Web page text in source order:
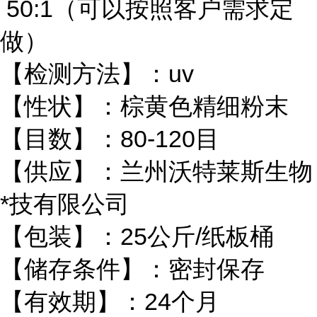
50:1（可以按照客户需求定
做）
【检测方法】：uv
【性状】：棕黄色精细粉末
【目数】：80-120目
【供应】：兰州沃特莱斯生物
*技有限公司
【包装】：25公斤/纸板桶
【储存条件】：密封保存
【有效期】：24个月